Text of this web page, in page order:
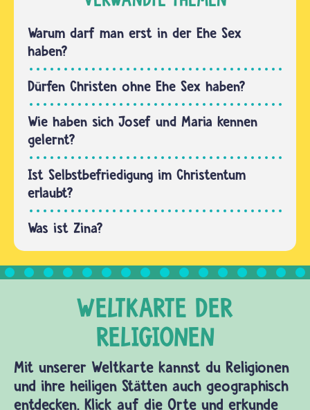
Warum darf man erst in der Ehe Sex
haben?
Dürfen Christen ohne Ehe Sex haben?
Wie haben sich Josef und Maria kennen
gelernt?
Ist Selbstbefriedigung im Christentum
erlaubt?
Was ist Zina?
Mit unserer Weltkarte kannst du Religionen
und ihre heiligen Stätten auch geographisch
entdecken. Klick auf die Orte und erkunde